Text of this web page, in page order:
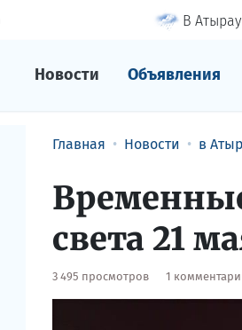
В Атырау
Новости Объявления
Главная Новости в
света 21
3 495 просмотров 1